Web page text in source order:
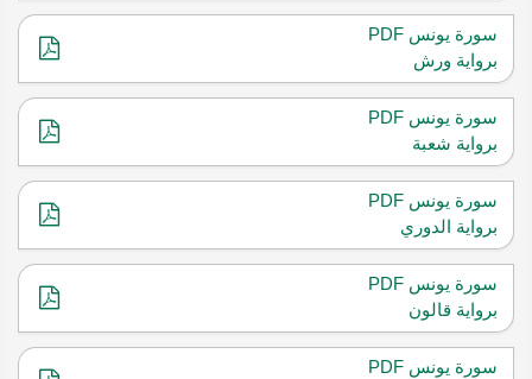
سورة يونس PDF
برواية ورش
سورة يونس PDF
برواية شعبة
سورة يونس PDF
برواية الدوري
سورة يونس PDF
برواية قالون
سورة يونس PDF